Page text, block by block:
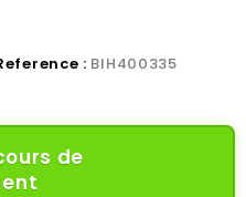
: BIH400335
de